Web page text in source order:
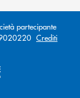
partecipante
Crediti